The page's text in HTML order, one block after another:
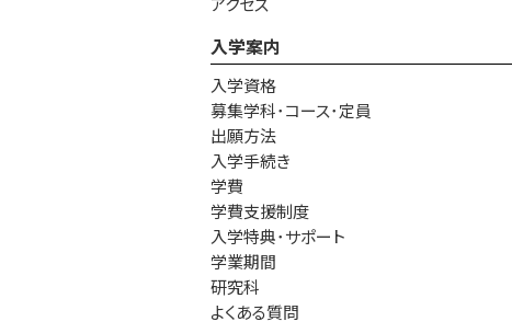
入学案内
入学資格
募集学科･コース･定員
出願方法
入学手続き
学費
学費支援制度
入学特典･サポート
学業期間
研究科
よくある質問